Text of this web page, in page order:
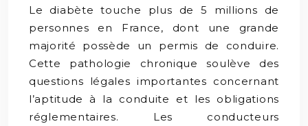
Le diabète touche plus de 5 millions de
personnes en France, dont une grande
majorité possède un permis de conduire.
Cette pathologie chronique soulève des
questions légales importantes concernant
l’aptitude à la conduite et les obligations
réglementaires. Les conducteurs